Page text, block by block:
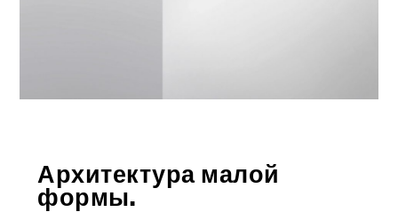
Архитектура малой
формы.